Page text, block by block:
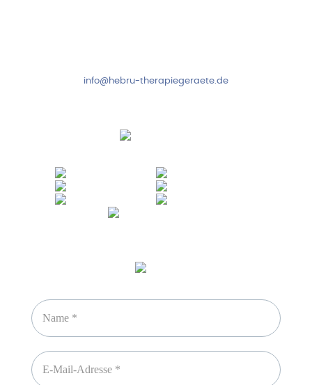
info@hebru-therapiegeraete.de